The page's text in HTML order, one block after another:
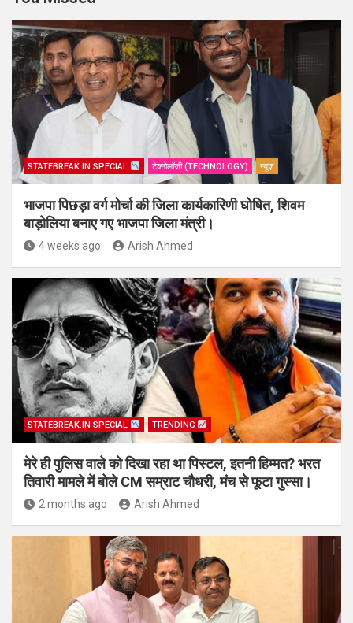
STATEBREAK.IN SPECIAL टेक्नोलॉजी (TECHNOLOGY) न्यूज़
भाजपा पिछड़ा वर्ग मोर्चा की जिला कार्यकारिणी घोषित, शिवम
बाड़ोलिया बनाए गए भाजपा जिला मंत्री।
4 weeks ago Arish Ahmed
STATEBREAK.IN SPECIAL TRENDING
मेरे ही पुलिस वाले को दिखा रहा था पिस्टल, इतनी हिम्मत? भरत
तिवारी मामले में बोले CM सम्राट चौधरी, मंच से फूटा गुस्सा।
2 months ago Arish Ahmed